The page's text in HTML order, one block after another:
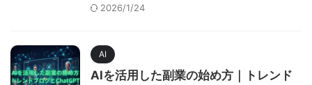
2026/1/24
AI
AIを活用した副業の始め方｜トレンド